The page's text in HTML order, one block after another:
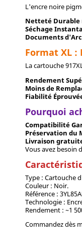
L'encre noire
Netteté Durable
Séchage
Documents
Format XL :
La cartouche
Rendement
Moins de
Fiabilité
Pourquoi
Compatibilité
Préservation du
Livraison
Vous avez besoin
Type : Cartouche
Couleur : Noir.
Référence :
Technologie :
Rendement : ~1
Commandez dès